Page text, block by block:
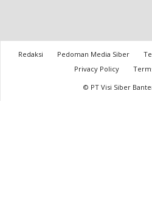
Redaksi Pedoman Media Siber
Privacy Policy
© PT Visi Siber